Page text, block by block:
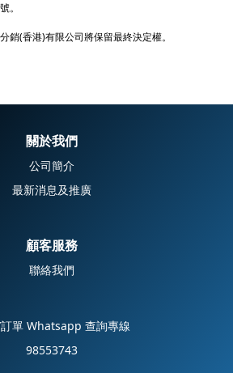
。
銷(香港)有限公司將保留最終決定權。
關於我們
公司簡介
最新消息及推廣
顧客服務
聯絡我們
單 Whatsapp 查詢專線
98553743